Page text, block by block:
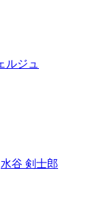
ルジュ
水谷 剣士郎